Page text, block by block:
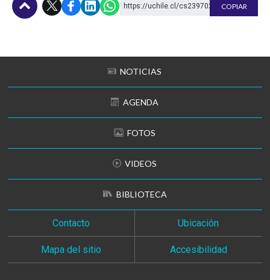
https://uchile.cl/cs239702 COPIAR
NOTICIAS
AGENDA
FOTOS
VIDEOS
BIBLIOTECA
Contacto Ubicación
Mapa del sitio Accesibilidad